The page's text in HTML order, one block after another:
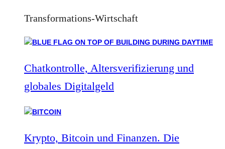
Transformations-Wirtschaft
Chatkontrolle, Altersverifizierung und
globales Digitalgeld
Krypto, Bitcoin und Finanzen. Die